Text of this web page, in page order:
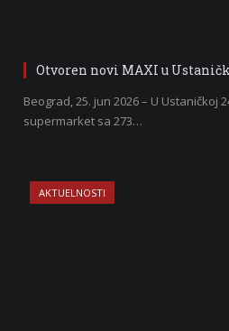
Otvoren novi MAXI u
Beograd, 25. jun 2026 – U Ustaničkoj
supermarket sa 273…
AKTUELNOSTI